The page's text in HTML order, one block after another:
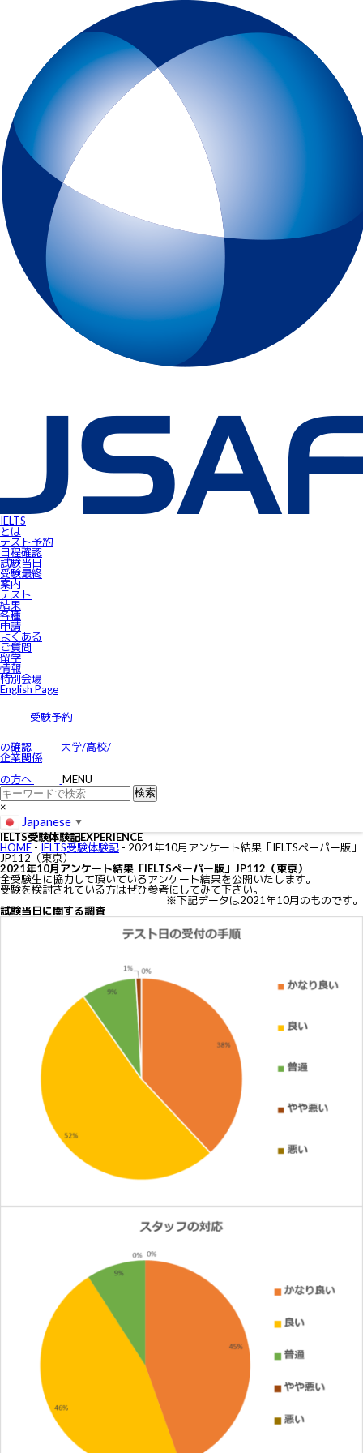
IELTS
とは
テスト予約
日程確認
試験当⽇
受験最終
案内
テスト
結果
各種
申請
よくある
ご質問
留学
情報
特別会場
English Page
受験予約
の確認
大学/高校/
企業関係
の方へ
MENU
×
Japanese ▼
IELTS受験体験記EXPERIENCE
HOME - IELTS受験体験記 - 2021年10月アンケート結果「IELTSペーパー版」
JP112（東京）
2021年10月アンケート結果「IELTSペーパー版」JP112（東京）
全受験生に協力して頂いているアンケート結果を公開いたします。
受験を検討されている方はぜひ参考にしてみて下さい。
※下記データは2021年10月のものです。
試験当日に関する調査
トップページ
IELTSとは
初めてIELTSを受験する方
テスト予約
一般会場申込みページ
特別会場申込みページ
IELTS チャイルド・プロテクション・ポリシー（18歳未満の受験者対象
スピーキングテスト日時リクエスト
受験最終案内
各種申請
IELTSコンピューター版
IELTS One Skill Retake
チュートリアル動画
IELTS練習問題（コンピューター版）
キーボードと機能について
IELTSペーパー版
IELTS 練習問題（ペーパー版）
高校生の皆様へ
JSAF-IELTS 団体受験（特別会場実施）およびIELTSセミナー
IELTS推進校
JSAF-IELTS Academic Partner
IELTSティーチャー・トレーニング・コース
英語担当教員向け IELTS受験料助成制度
IELTSで移住・就職（ジェネラル・トレーニング・モジュールについて
IELTSのクオリティーと公平性の確保について
無料IELTSオンラインコース
James⼩⾕のIELTS必勝攻略㊙講座
IELTS Masterclass Webinar
ワンポイント・アドバイス動画
JSAF-IELTS Academic Supervisor
IELTSサクセスストーリー
IELTSオンラインセミナー
Prepare for IELTS
Book Your Test
Apply for IELTS at Public Venue
Request for Speaking Test Date/Time
Final Information
FAQ
Access
Results
IELTS東梅田｜JSAF-IELTS公式テストセンター 大阪（JP112）
IELTS京都｜JSAF-IELTS公式テストセンター 京都（JP112）
学部留学
語学留学
サイトマップ
アクセス
特定商取引に関する法律に基づく表示
個人情報の取り扱いについて
IELTSの個⼈情報の取り扱いについて
免責事項
利用規約